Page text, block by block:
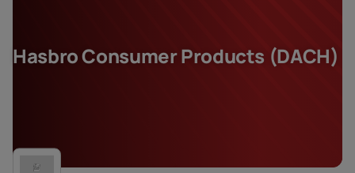
Hasbro Consumer Products (DACH)